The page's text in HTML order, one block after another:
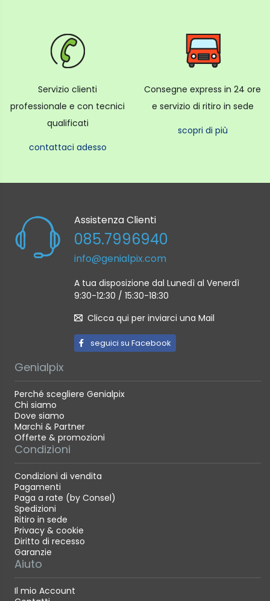
Servizio clienti
professionale e con tecnici
qualificati
contattaci adesso
Consegne express in 24 ore
e servizio di ritiro in sede
scopri di più
Assistenza Clienti
085.7996940
info@genialpix.com
A tua disposizione dal Lunedì al Venerdì
9:30-12:30 / 15:30-18:30
Clicca qui per inviarci una Mail
seguici su Facebook
Genialpix
Perché scegliere Genialpix
Chi siamo
Dove siamo
Marchi & Partner
Offerte & promozioni
Condizioni
Condizioni di vendita
Pagamenti
Paga a rate (by Consel)
Spedizioni
Ritiro in sede
Privacy & cookie
Diritto di recesso
Garanzie
Aiuto
Il mio Account